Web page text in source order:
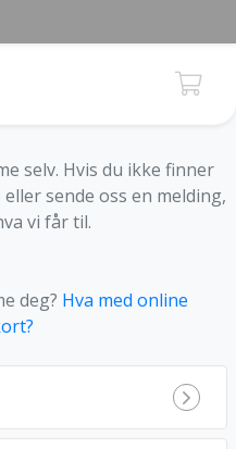
selv. Hvis du ikke finner
sende oss en melding,
vi får til.
deg? Hva med online